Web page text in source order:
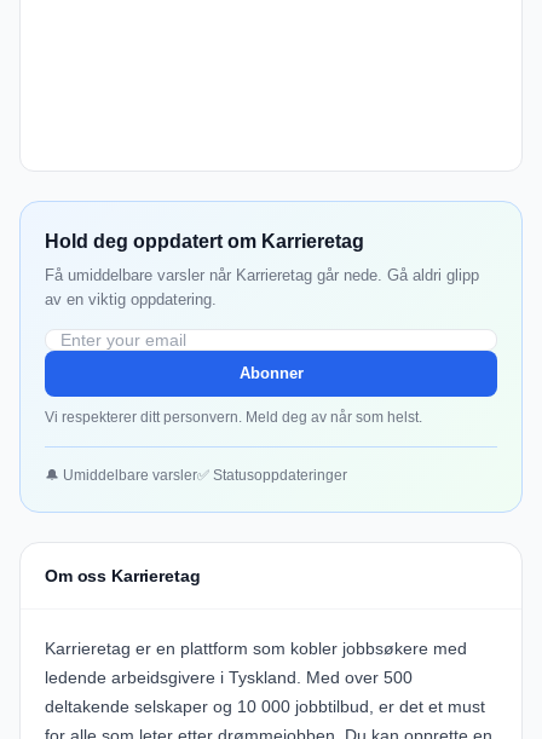
Hold deg oppdatert om Karrieretag
Få umiddelbare varsler når Karrieretag går nede. Gå aldri glipp
av en viktig oppdatering.
Abonner
Vi respekterer ditt personvern. Meld deg av når som helst.
🔔 Umiddelbare varsler✅ Statusoppdateringer
Om oss Karrieretag
Karrieretag er en plattform som kobler jobbsøkere med
ledende arbeidsgivere i Tyskland. Med over 500
deltakende selskaper og 10 000 jobbtilbud, er det et must